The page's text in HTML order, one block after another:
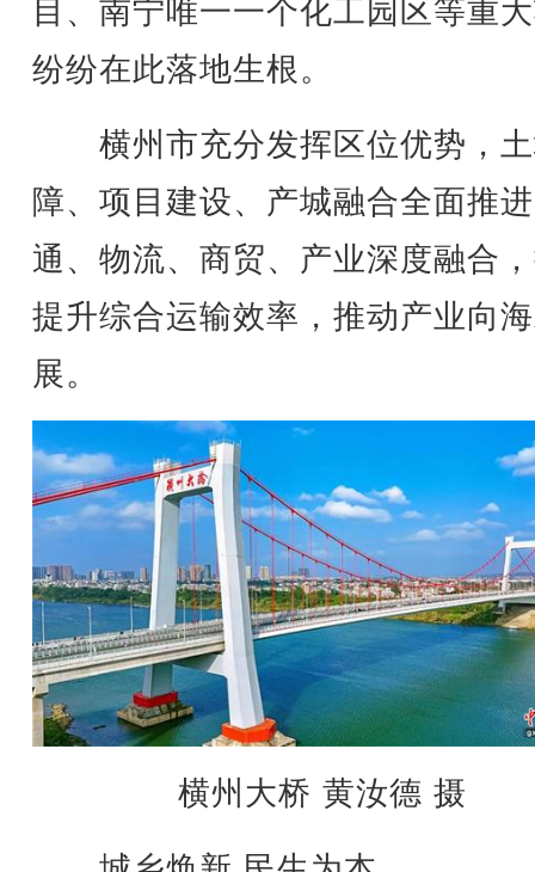
目、南宁唯一一个化工园区等重
纷纷在此落地生根。
横州市充分发挥区位优势，
障、项目建设、产城融合全面推
通、物流、商贸、产业深度融合
提升综合运输效率，推动产业向
展。
横州大桥 黄汝德 摄